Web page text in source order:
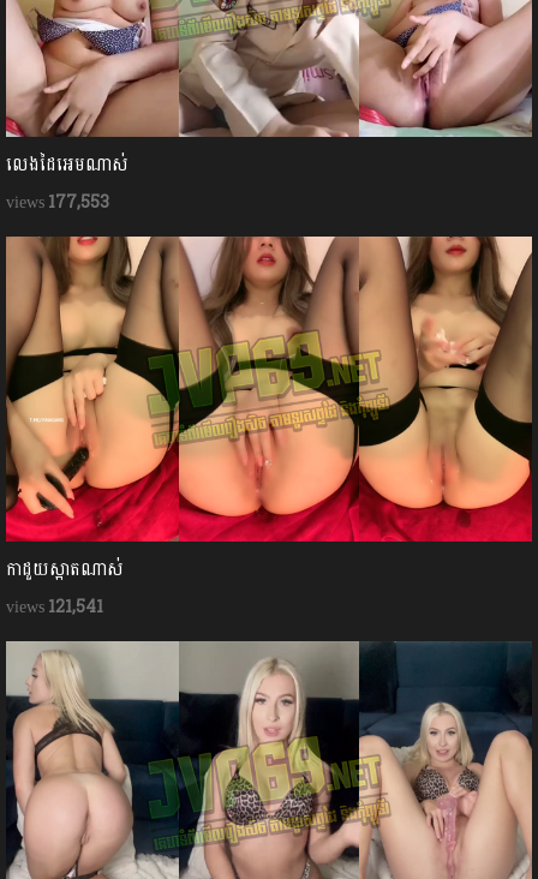
លេងដៃអេមណាស់
177,553
កាដួយស្អាតណាស់
121,541